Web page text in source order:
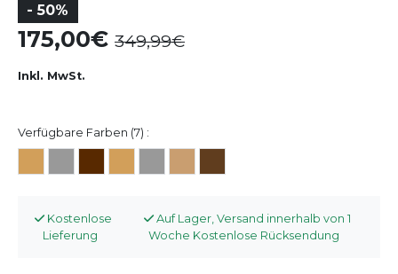
- 50%
175,00 349,99
Inkl. MwSt.
Verfügbare Farben (7) :
Kostenlose
Lieferung
Auf Lager, Versand innerhalb von 1
Woche Kostenlose Rücksendung